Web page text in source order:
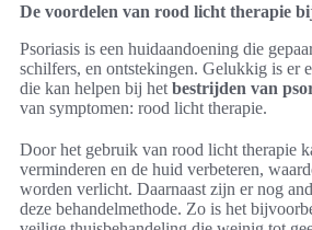
De voordelen van rood licht therapie
Psoriasis is een huidaandoening die
schilfers, en ontstekingen. Gelukkig is er
die kan helpen bij het bestrijden van
van symptomen: rood licht therapie.
Door het gebruik van rood licht therapie
verminderen en de huid verbeteren,
worden verlicht. Daarnaast zijn er nog
deze behandelmethode. Zo is het